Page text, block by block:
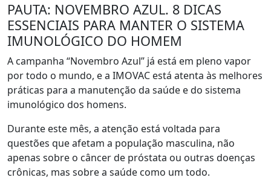
PAUTA: NOVEMBRO AZUL. 8 DICAS
ESSENCIAIS PARA MANTER O SISTEMA
IMUNOLÓGICO DO HOMEM
A campanha “Novembro Azul” já está em pleno vapor
por todo o mundo, e a IMOVAC está atenta às melhores
práticas para a manutenção da saúde e do sistema
imunológico dos homens.
Durante este mês, a atenção está voltada para
questões que afetam a população masculina, não
apenas sobre o câncer de próstata ou outras doenças
crônicas, mas sobre a saúde como um todo.